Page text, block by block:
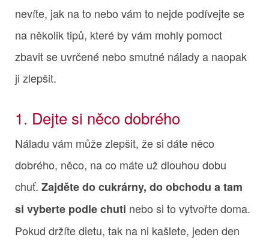
nevíte, jak na to nebo vám to nejde podívejte se
na několik tipů, které by vám mohly pomoct
zbavit se uvrčené nebo smutné nálady a naopak
ji zlepšit.
1. Dejte si něco dobrého
Náladu vám může zlepšit, že si dáte něco
dobrého, něco, na co máte už dlouhou dobu
chuť. Zajděte do cukrárny, do obchodu a tam
si vyberte podle chuti nebo si to vytvořte doma.
Pokud držíte dietu, tak na ni kašlete, jeden den